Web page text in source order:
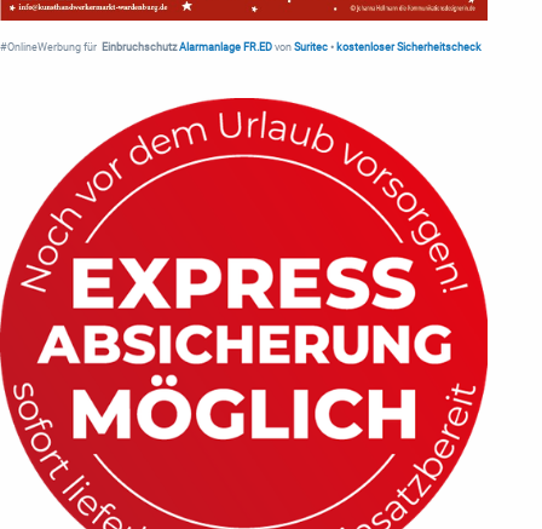
#OnlineWerbung für Einbruchschutz Alarmanlage FR.ED von Suritec • kostenloser Sicherheitscheck